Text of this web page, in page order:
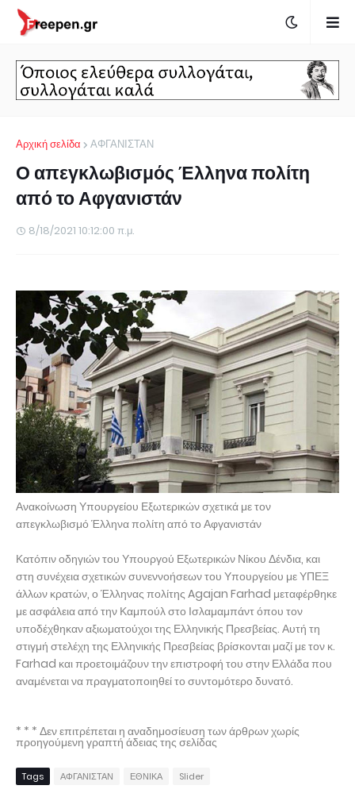
Αρχική σελίδα ΑΦΓΑΝΙΣΤΑΝ
Ο απεγκλωβισμός Έλληνα πολίτη
από το Αφγανιστάν
8/18/2021 10:12:00 π.μ.
Ανακοίνωση Υπουργείου Εξωτερικών σχετικά με τον
απεγκλωβισμό Έλληνα πολίτη από το Αφγανιστάν
Κατόπιν οδηγιών του Υπουργού Εξωτερικών Νίκου Δένδια, και
στη συνέχεια σχετικών συνεννοήσεων του Υπουργείου με ΥΠΕΞ
άλλων κρατών, ο Έλληνας πολίτης Agajan Farhad μεταφέρθηκε
με ασφάλεια από την Καμπούλ στο Ισλαμαμπάντ όπου τον
υποδέχθηκαν αξιωματούχοι της Ελληνικής Πρεσβείας. Αυτή τη
στιγμή στελέχη της Ελληνικής Πρεσβείας βρίσκονται μαζί με τον κ.
Farhad και προετοιμάζουν την επιστροφή του στην Ελλάδα που
αναμένεται να πραγματοποιηθεί το συντομότερο δυνατό.
* * * Δεν επιτρέπεται η αναδημοσίευση των άρθρων χωρίς
προηγούμενη γραπτή άδειας της σελίδας
Tags ΑΦΓΑΝΙΣΤΑΝ ΕΘΝΙΚΑ Slider